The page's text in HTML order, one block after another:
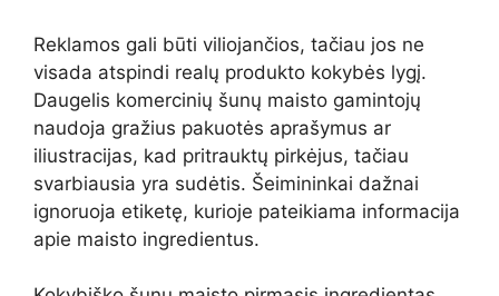
Reklamos gali būti viliojančios, tačiau jos ne
visada atspindi realų produkto kokybės lygį.
Daugelis komercinių šunų maisto gamintojų
naudoja gražius pakuotės aprašymus ar
iliustracijas, kad pritrauktų pirkėjus, tačiau
svarbiausia yra sudėtis. Šeimininkai dažnai
ignoruoja etiketę, kurioje pateikiama informacija
apie maisto ingredientus.